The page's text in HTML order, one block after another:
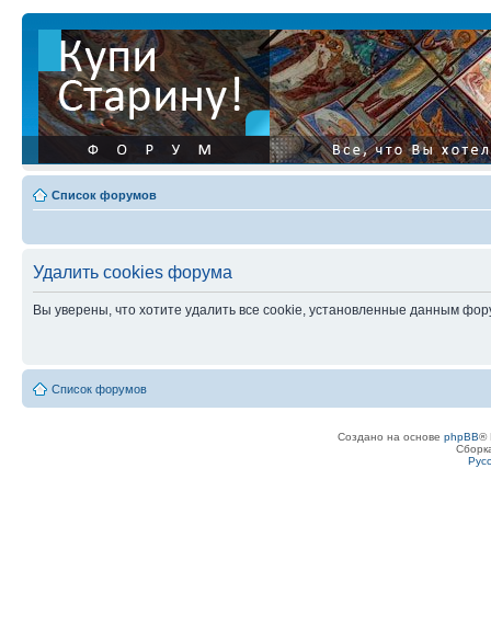
Список форумов
Удалить cookies форума
Вы уверены, что хотите удалить все cookie, установленные данным
Список форумов
Создано на основе phpBB®